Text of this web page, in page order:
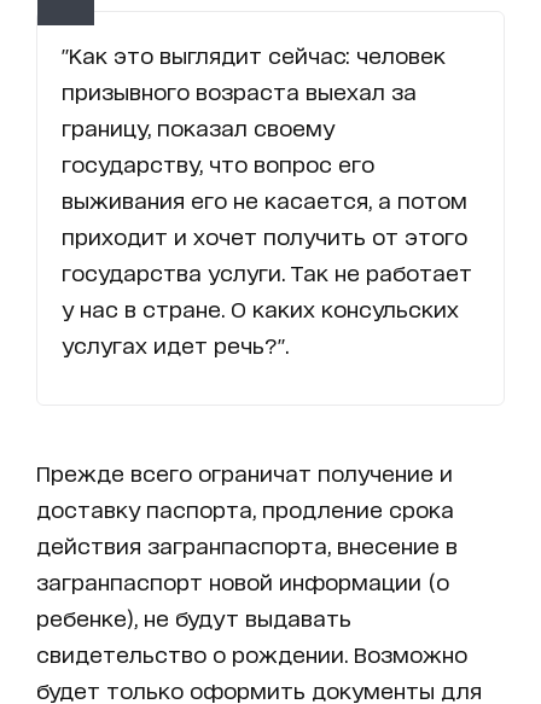
"Как это выглядит сейчас: человек
призывного возраста выехал за
границу, показал своему
государству, что вопрос его
выживания его не касается, а потом
приходит и хочет получить от этого
государства услуги. Так не работает
у нас в стране. О каких консульских
услугах идет речь?".
Прежде всего ограничат получение и
доставку паспорта, продление срока
действия загранпаспорта, внесение в
загранпаспорт новой информации (о
ребенке), не будут выдавать
свидетельство о рождении. Возможно
будет только оформить документы для